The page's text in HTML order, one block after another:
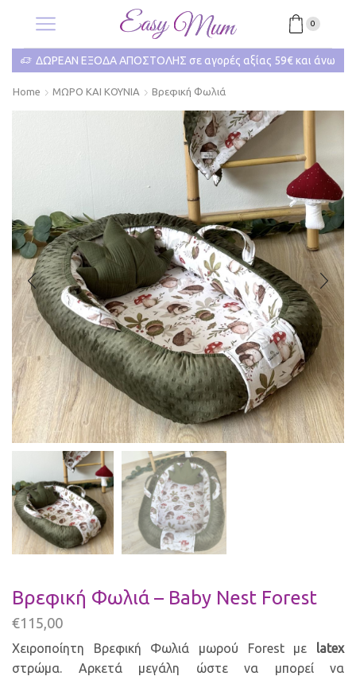
0
ΔΩΡΕΑΝ ΕΞΟΔΑ ΑΠΟΣΤΟΛΗΣ σε αγορές αξίας 59€ και άνω
Home ΜΩΡΟ ΚΑΙ ΚΟΥΝΙΑ Βρεφική Φωλιά
Βρεφική Φωλιά – Baby Nest Forest
€115,00
Χειροποίητη Βρεφική Φωλιά μωρού Forest με latex
στρώμα. Αρκετά μεγάλη ώστε να μπορεί να